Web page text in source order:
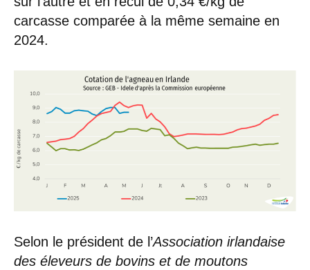
carcasse comparée à la même semaine en
2024.
Selon le président de l’Association irlandaise
des éleveurs de bovins et de moutons